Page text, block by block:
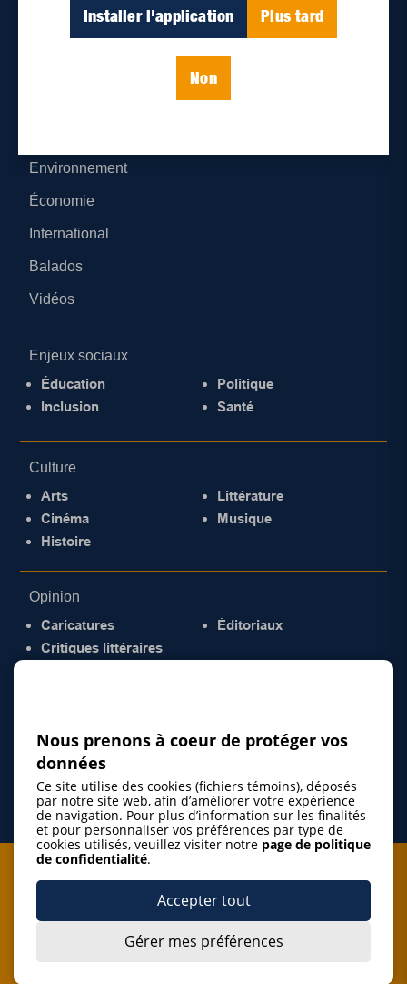
Installer l'application Plus tard
Non
Parutions numériques
Environnement
Économie
International
Balados
Vidéos
Enjeux sociaux
Éducation
Inclusion
Politique
Santé
Culture
Arts
Cinéma
Histoire
Littérature
Musique
Opinion
Caricatures
Critiques littéraires
Éditoriaux
Je m'abonne à l'infolettre
J’accepte de m’abonner à l’infolettre de La Gazette de la
Nous prenons à coeur de protéger vos
données
Ce site utilise des cookies (fichiers témoins), déposés
par notre site web, afin d’améliorer votre expérience
de navigation. Pour plus d’information sur les finalités
et pour personnaliser vos préférences par type de
cookies utilisés, veuillez visiter notre page de politique
de confidentialité.
Accepter tout
Gérer mes préférences